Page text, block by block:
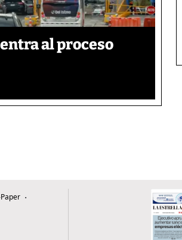
al proceso